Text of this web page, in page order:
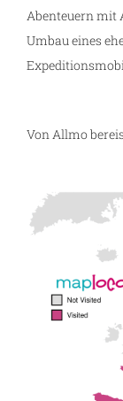
Abenteuern mit
Umbau eines
Von Allmo